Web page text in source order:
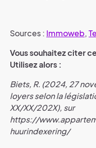
Sources : Immoweb,
Vous souhaitez citer
Utilisez alors :
Biets, R. (2024, 27
loyers selon la
XX/XX/202X), sur
https://
huurindexering/